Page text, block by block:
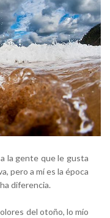
la gente que le gusta
pero a mí es la época
diferencia.
del otoño, lo mío